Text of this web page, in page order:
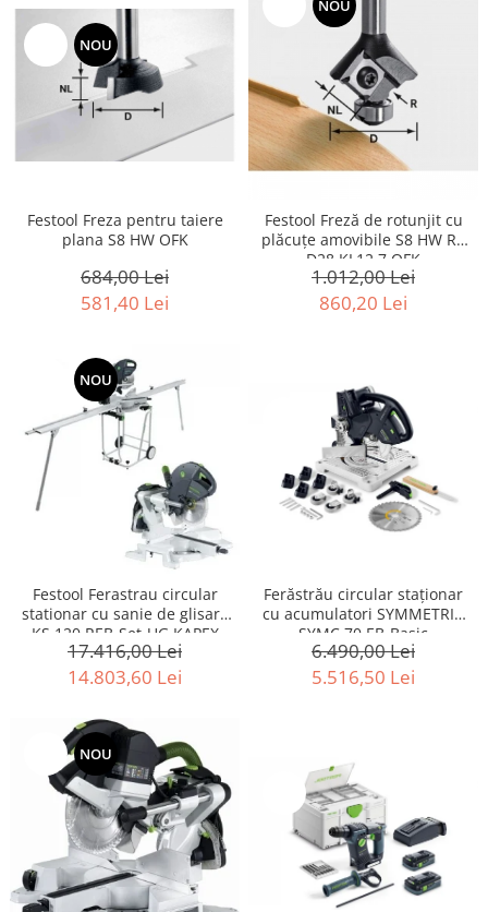
Îmbinare
Accesorii acumulator
Accesorii pentru conectare
NOU
Festool Freza pentru taiere
plana S8 HW OFK
684,00 Lei
581,40 Lei
NOU
Festool Freză de rotunjit cu
plăcuţe amovibile S8 HW R1
D28 KL12,7 OFK
1.012,00 Lei
860,20 Lei
NOU
Festool Ferastrau circular
stationar cu sanie de glisare
KS 120 REB-Set-UG KAPEX
17.416,00 Lei
14.803,60 Lei
Ferăstrău circular staţionar
cu acumulatori SYMMETRIC
SYMC 70 EB-Basic
6.490,00 Lei
5.516,50 Lei
NOU